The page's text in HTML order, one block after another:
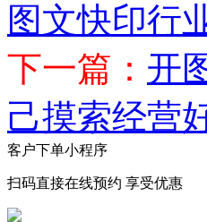
图文快印行
下一篇： 开
己摸索经营
客户下单小程序
扫码直接在线预约 享受优惠